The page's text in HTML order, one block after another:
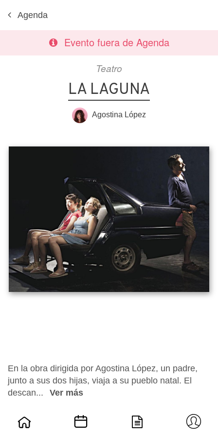
Agenda
Evento fuera de Agenda
Teatro
LA LAGUNA
Agostina López
En la obra dirigida por Agostina López, un padre,
junto a sus dos hijas, viaja a su pueblo natal. El
descan...
Ver más